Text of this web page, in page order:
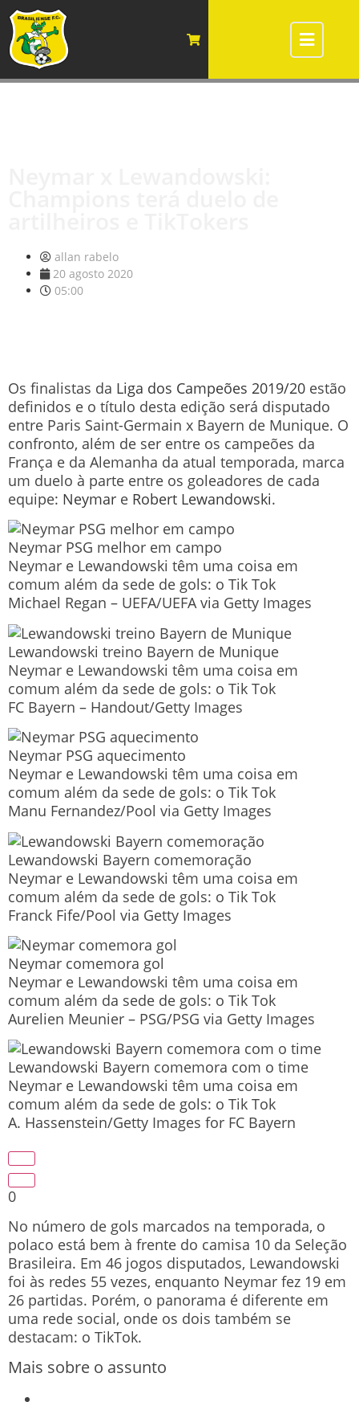
allan rabelo
20 agosto 2020
05:00
Os finalistas da Liga dos Campeões 2019/20 estão
definidos e o título desta edição será disputado
entre Paris Saint-Germain x Bayern de Munique. O
confronto, além de ser entre os campeões da
França e da Alemanha da atual temporada, marca
um duelo à parte entre os goleadores de cada
equipe: Neymar e Robert Lewandowski.
Neymar PSG melhor em campo
Neymar e Lewandowski têm uma coisa em
comum além da sede de gols: o Tik Tok
Michael Regan – UEFA/UEFA via Getty Images
Lewandowski treino Bayern de Munique
Neymar e Lewandowski têm uma coisa em
comum além da sede de gols: o Tik Tok
FC Bayern – Handout/Getty Images
Neymar PSG aquecimento
Neymar e Lewandowski têm uma coisa em
comum além da sede de gols: o Tik Tok
Manu Fernandez/Pool via Getty Images
Lewandowski Bayern comemoração
Neymar e Lewandowski têm uma coisa em
comum além da sede de gols: o Tik Tok
Franck Fife/Pool via Getty Images
Neymar comemora gol
Neymar e Lewandowski têm uma coisa em
comum além da sede de gols: o Tik Tok
Aurelien Meunier – PSG/PSG via Getty Images
Lewandowski Bayern comemora com o time
Neymar e Lewandowski têm uma coisa em
comum além da sede de gols: o Tik Tok
A. Hassenstein/Getty Images for FC Bayern
0
No número de gols marcados na temporada, o
polaco está bem à frente do camisa 10 da Seleção
Brasileira. Em 46 jogos disputados, Lewandowski
foi às redes 55 vezes, enquanto Neymar fez 19 em
26 partidas. Porém, o panorama é diferente em
uma rede social, onde os dois também se
destacam: o TikTok.
Mais sobre o assunto